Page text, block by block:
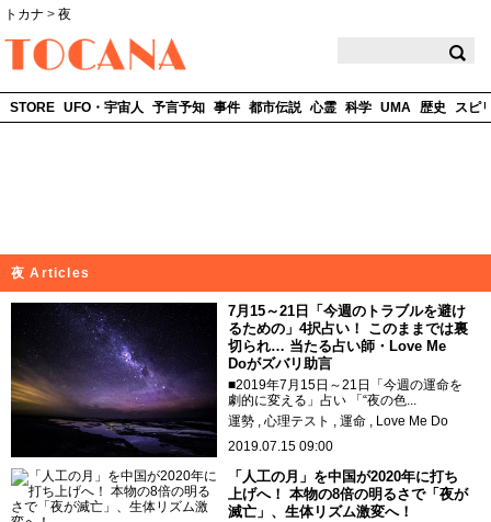
トカナ > 夜
STORE UFO・宇宙人 予言予知 事件 都市伝説 心霊 科学 UMA 歴史 スピ
夜 Articles
7月15～21日「今週のトラブルを避け
るための」4択占い！ このままでは裏
切られ… 当たる占い師・Love Me
Doがズバリ助言
■2019年7月15日～21日「今週の運命を
劇的に変える」占い 「“夜の色...
運勢
心理テスト 運命
Love Me Do
2019.07.15 09:00
「人工の月」を中国が2020年に打ち
上げへ！ 本物の8倍の明るさで「夜が
滅亡」、生体リズム激変へ！